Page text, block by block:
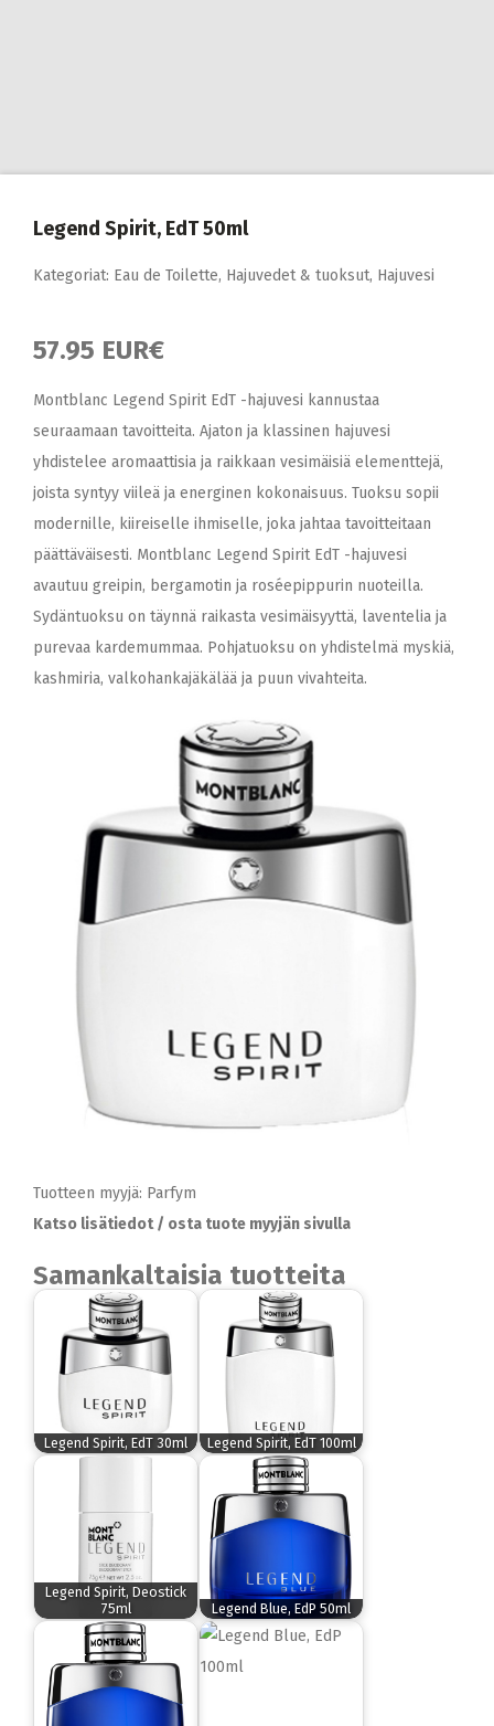
Legend Spirit, EdT 50ml
Kategoriat: Eau de Toilette, Hajuvedet & tuoksut, Hajuvesi
57.95 EUR€
Montblanc Legend Spirit EdT -hajuvesi kannustaa
seuraamaan tavoitteita. Ajaton ja klassinen hajuvesi
yhdistelee aromaattisia ja raikkaan vesimäisiä elementtejä,
joista syntyy viileä ja energinen kokonaisuus. Tuoksu sopii
modernille, kiireiselle ihmiselle, joka jahtaa tavoitteitaan
päättäväisesti. Montblanc Legend Spirit EdT -hajuvesi
avautuu greipin, bergamotin ja roséepippurin nuoteilla.
Sydäntuoksu on täynnä raikasta vesimäisyyttä, laventelia ja
purevaa kardemummaa. Pohjatuoksu on yhdistelmä myskiä,
kashmiria, valkohankajäkälää ja puun vivahteita.
Tuotteen myyjä: Parfym
Katso lisätiedot / osta tuote myyjän sivulla
Samankaltaisia tuotteita
Legend Spirit, EdT 30ml Legend Spirit, EdT 100ml
Legend Spirit, Deostick
75ml
Legend Blue, EdP 50ml